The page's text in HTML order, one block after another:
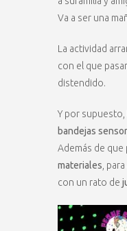
Va a ser una
La actividad
con el que
distendido.
Y por
bandejas
Además de que
materiales ,
con un rato de